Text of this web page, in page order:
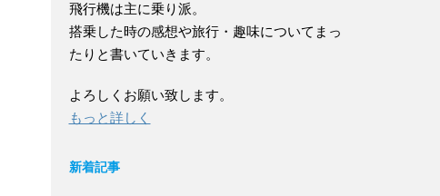
飛行機は主に乗り派。
搭乗した時の感想や旅行・趣味についてまっ
たりと書いていきます。
よろしくお願い致します。
もっと詳しく
新着記事